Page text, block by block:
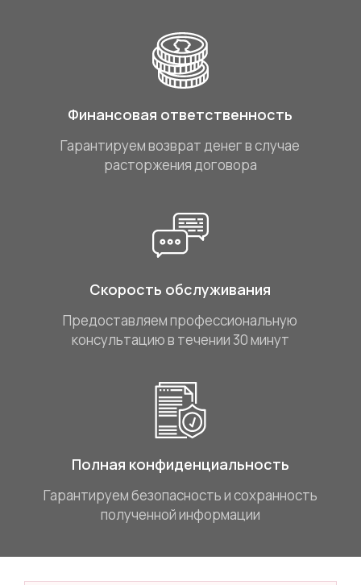
Финансовая ответственность
Гарантируем возврат денег в случае
расторжения договора
Скорость обслуживания
Предоставляем профессиональную
консультацию в течении 30 минут
Полная конфиденциальность
Гарантируем безопасность и сохранность
полученной информации